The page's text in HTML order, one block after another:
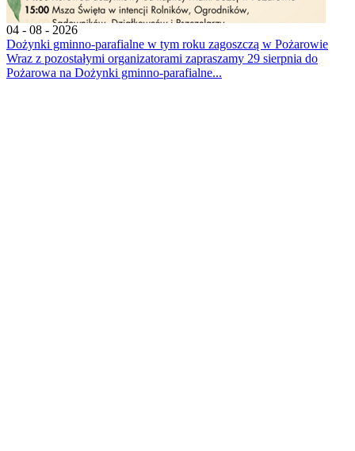
04 - 08 - 2026
Dożynki gminno-parafialne w tym roku zagoszczą w Pożarowie
Wraz z pozostałymi organizatorami zapraszamy 29 sierpnia do
Pożarowa na Dożynki gminno-parafialne...